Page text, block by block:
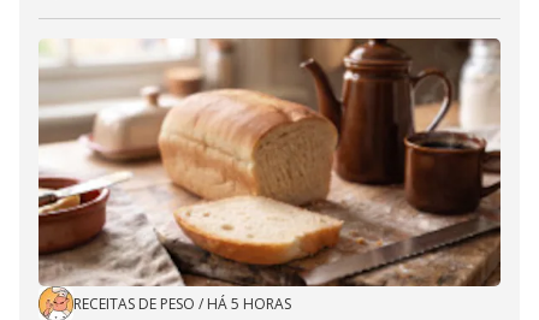
RECEITAS DE PESO / HÁ 5 HORAS